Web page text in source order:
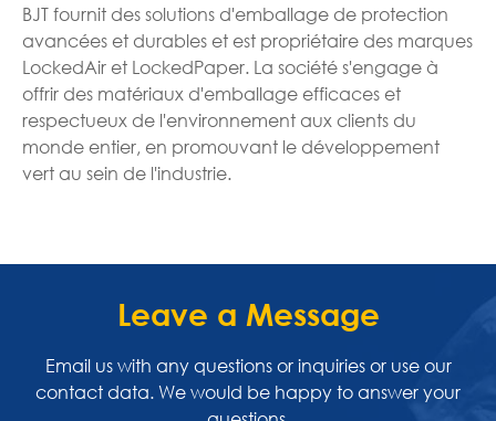
BJT fournit des solutions d'emballage de protection
avancées et durables et est propriétaire des marques
LockedAir et LockedPaper. La société s'engage à
offrir des matériaux d'emballage efficaces et
respectueux de l'environnement aux clients du
monde entier, en promouvant le développement
vert au sein de l'industrie.
Leave a Message
Email us with any questions or inquiries or use our
contact data. We would be happy to answer your